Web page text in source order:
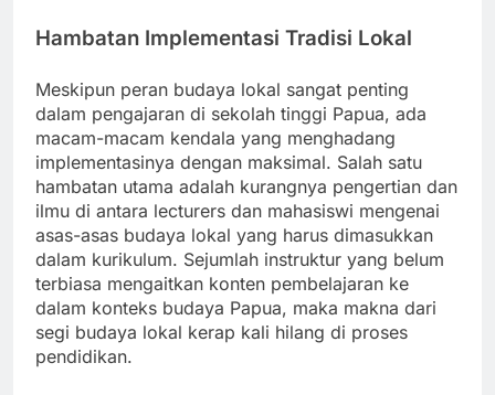
Hambatan Implementasi Tradisi Lokal
Meskipun peran budaya lokal sangat penting
dalam pengajaran di sekolah tinggi Papua, ada
macam-macam kendala yang menghadang
implementasinya dengan maksimal. Salah satu
hambatan utama adalah kurangnya pengertian dan
ilmu di antara lecturers dan mahasiswi mengenai
asas-asas budaya lokal yang harus dimasukkan
dalam kurikulum. Sejumlah instruktur yang belum
terbiasa mengaitkan konten pembelajaran ke
dalam konteks budaya Papua, maka makna dari
segi budaya lokal kerap kali hilang di proses
pendidikan.